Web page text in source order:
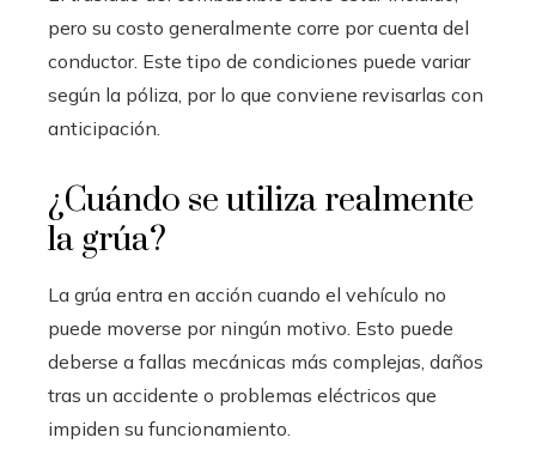
pero su costo generalmente corre por cuenta del
conductor. Este tipo de condiciones puede variar
según la póliza, por lo que conviene revisarlas con
anticipación.
¿Cuándo se utiliza realmente
la grúa?
La grúa entra en acción cuando el vehículo no
puede moverse por ningún motivo. Esto puede
deberse a fallas mecánicas más complejas, daños
tras un accidente o problemas eléctricos que
impiden su funcionamiento.